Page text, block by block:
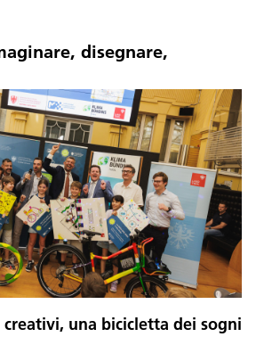
disegnare,
una bicicletta dei sogni